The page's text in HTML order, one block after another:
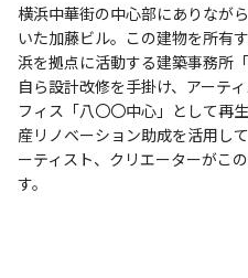
横浜中華街の中心部にありなが
いた加藤ビル。この建物を所有
浜を拠点に活動する建築事務所
自ら設計改修を手掛け、アーテ
フィス「八〇〇中心」として再
産リノベーション助成を活用し
ーティスト、クリエーターがこ
す。